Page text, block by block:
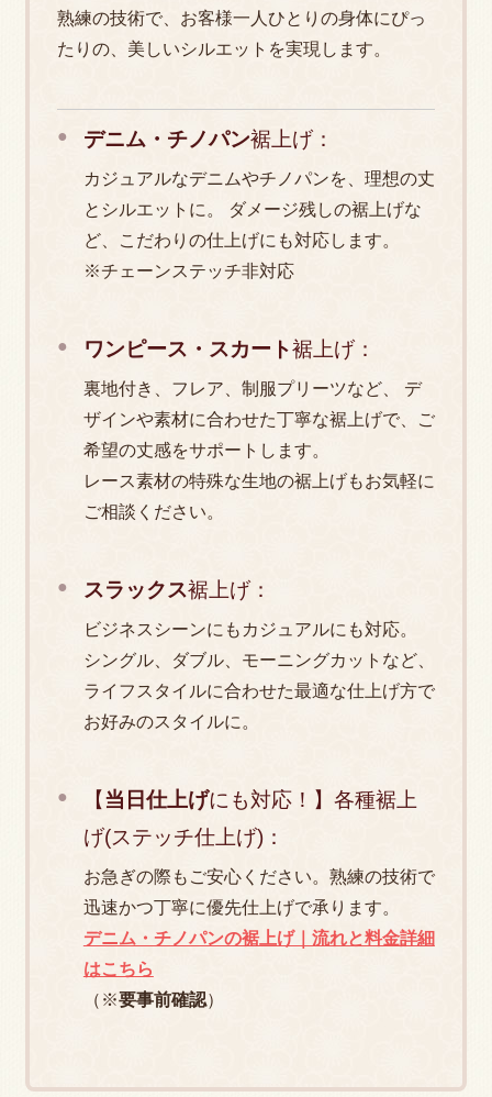
2024.01.15
によるご依頼方法】
2026.01.10
ブレザーのサイズ直しでシルエットは変わる。
2025.06.27
ゴアテックスの修理・お直し専門！防水性も損
なわないプロの技術で、大切なウェアを長く愛
2025.08.11
一枚のデニムが私に教えてくれたこと
2025.07.19
【Tシャツのお直し完全ガイド】料金・納期か
ら自分でできるリペアまで徹底解説
熟練の技術で、お客様一人ひとりの身体にぴっ
たりの、美しいシルエットを実現します。
デニム・チノパン裾上げ：
カジュアルなデニムやチノパンを、理想の丈
とシルエットに。 ダメージ残しの裾上げな
ど、こだわりの仕上げにも対応します。
※チェーンステッチ非対応
ワンピース・スカート裾上げ：
裏地付き、フレア、制服プリーツなど、 デ
ザインや素材に合わせた丁寧な裾上げで、ご
希望の丈感をサポートします。
レース素材の特殊な生地の裾上げもお気軽に
ご相談ください。
スラックス裾上げ：
ビジネスシーンにもカジュアルにも対応。
シングル、ダブル、モーニングカットなど、
ライフスタイルに合わせた最適な仕上げ方で
お好みのスタイルに。
【当日仕上げにも対応！】各種裾上
げ(ステッチ仕上げ)：
お急ぎの際もご安心ください。熟練の技術で
迅速かつ丁寧に優先仕上げで承ります。
デニム・チノパンの裾上げ｜流れと料金詳細
はこちら
（※要事前確認）